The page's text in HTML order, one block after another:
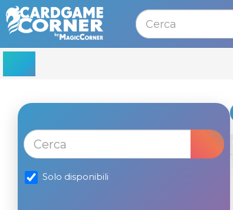
MENU
Solo disponibili